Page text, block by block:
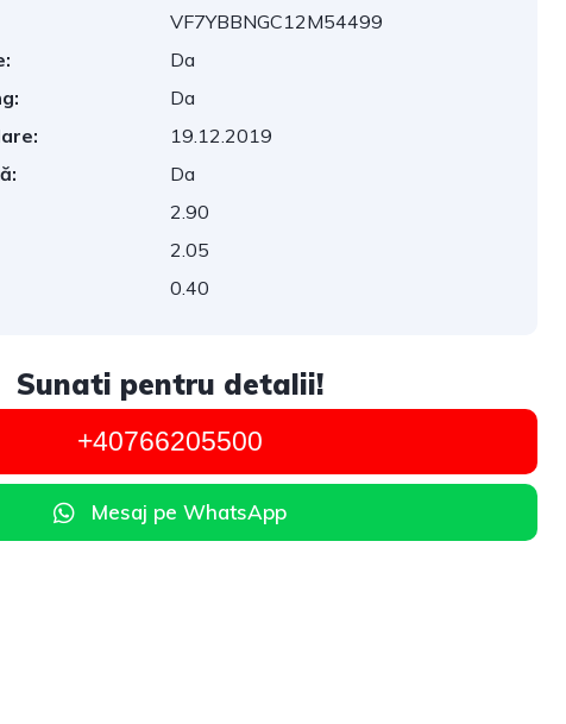
VF7YBBNGC12M54499
Da
Da
19.12.2019
Da
2.90
2.05
0.40
Sunati pentru detalii!
+40766205500
Mesaj pe WhatsApp